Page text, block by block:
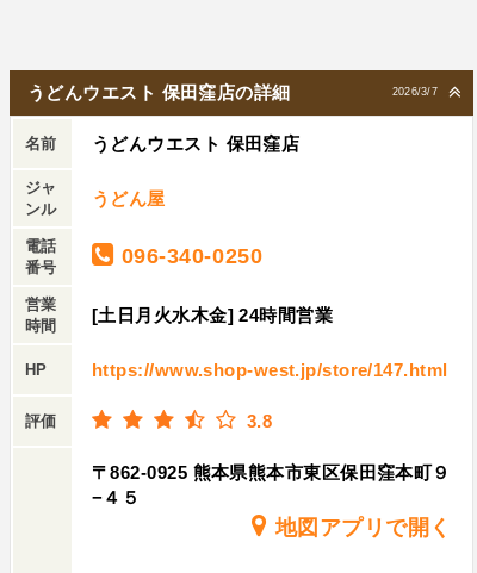
2026/3/7
うどんウエスト 保田窪店の詳細
名前 うどんウエスト 保田窪店
ジャ
ンル
うどん屋
電話
番号
096-340-0250
営業
時間
[土日月火水木金] 24時間営業
HP https://www.shop-west.jp/store/147.html
評価 3.8
〒862-0925 熊本県熊本市東区保田窪本町９
−４５
地図アプリで開く